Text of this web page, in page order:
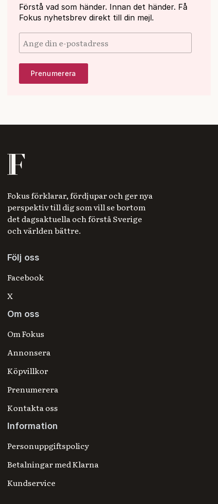
Förstå vad som händer. Innan det händer. Få
Fokus nyhetsbrev direkt till din mejl.
Fokus förklarar, fördjupar och ger nya
perspektiv till dig som vill se bortom
det dagsaktuella och förstå Sverige
och världen bättre.
Följ oss
Facebook
X
Om oss
Om Fokus
Annonsera
Köpvillkor
Prenumerera
Kontakta oss
Information
Personuppgiftspolicy
Betalningar med Klarna
Kundservice